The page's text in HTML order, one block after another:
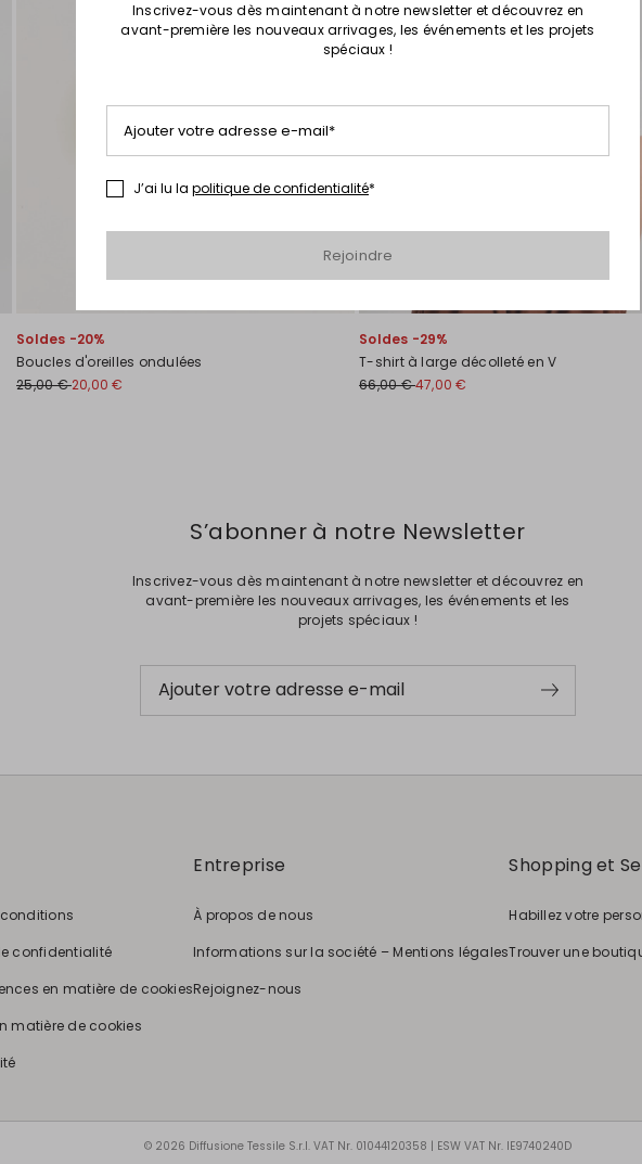
Soldes -20%
Boucles d'oreilles ondulées
25,00 €20,00 €
Soldes -29%
T-shirt à large décolleté en V
66,00 €47,00 €
S’abonner à notre Newsletter
Inscrivez-vous dès maintenant à notre newsletter et découvrez en
avant-première les nouveaux arrivages, les événements et les
projets spéciaux !
Ajouter votre adresse e-mail
confidentialité
en matière de cookies
matière de cookies
Entreprise
À propos de nous
Informations sur la société – Mentions légales
Rejoignez-nous
Shopping et
Habillez votre
Trouver une
© 2026 Diffusione Tessile S.r.l. VAT Nr. 01044120358 | ESW VAT Nr. IE9740240D
Inscrivez-vous dès maintenant à notre newsletter et découvrez en
avant-première les nouveaux arrivages, les événements et les projets
spéciaux !
Ajouter votre adresse e-mail*
J’ai lu la politique de confidentialité*
Rejoindre